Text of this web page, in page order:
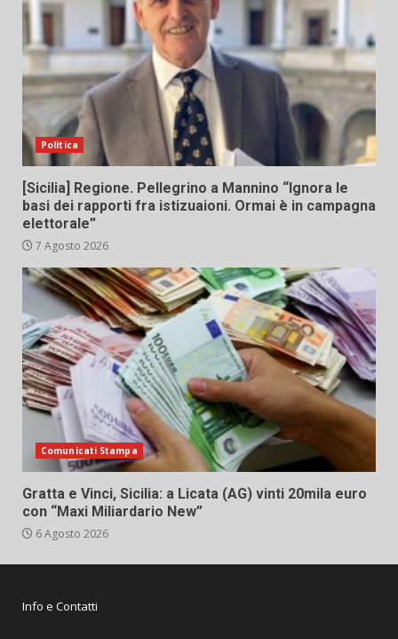
Politica
[Sicilia] Regione. Pellegrino a Mannino “Ignora le
basi dei rapporti fra istizuaioni. Ormai è in campagna
elettorale”
7 Agosto 2026
Comunicati Stampa
Gratta e Vinci, Sicilia: a Licata (AG) vinti 20mila euro
con “Maxi Miliardario New”
6 Agosto 2026
Info e Contatti